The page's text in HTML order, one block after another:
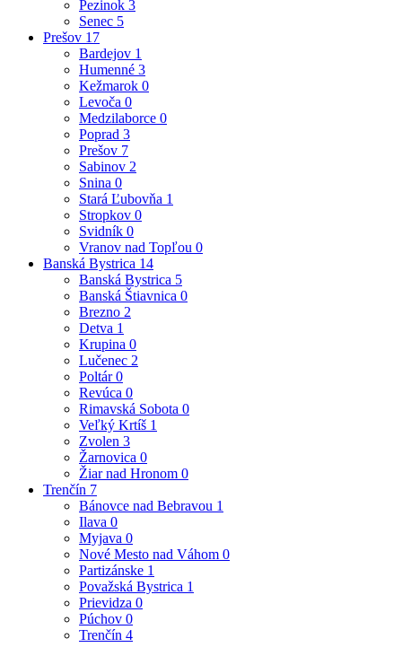
Pezinok 3
Senec 5
Prešov 17
Bardejov 1
Humenné 3
Kežmarok 0
Levoča 0
Medzilaborce 0
Poprad 3
Prešov 7
Sabinov 2
Snina 0
Stará Ľubovňa 1
Stropkov 0
Svidník 0
Vranov nad Topľou 0
Banská Bystrica 14
Banská Bystrica 5
Banská Štiavnica 0
Brezno 2
Detva 1
Krupina 0
Lučenec 2
Poltár0
Revúca 0
Rimavská Sobota 0
Veľký Krtíš 1
Zvolen 3
Žarnovica 0
Žiar nad Hronom 0
Trenčín 7
Bánovce nad Bebravou 1
Ilava 0
Myjava 0
Nové Mesto nad Váhom 0
Partizánske 1
Považská Bystrica 1
Prievidza 0
Púchov 0
Trenčín 4